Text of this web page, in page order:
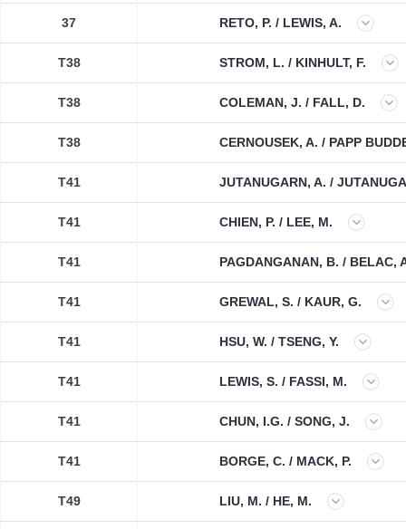
37 RETO, P. / LEWIS, A.
T38 STROM, L. / KINHULT, F.
T38 COLEMAN, J. / FALL, D.
T38 CERNOUSEK, A. / PAPP
T41 JUTANUGARN, A. /
T41 CHIEN, P. / LEE, M.
T41 PAGDANGANAN, B. / BELAC,
T41 GREWAL, S. / KAUR, G.
T41 HSU, W. / TSENG, Y.
T41 LEWIS, S. / FASSI, M.
T41 CHUN, I.G. / SONG, J.
T41 BORGE, C. / MACK, P.
T49 LIU, M. / HE, M.